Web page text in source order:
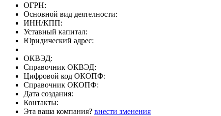
ОГРН:
Основной вид деятелности:
ИНН/КПП:
Уставный капитал:
Юридический адрес:
ОКВЭД:
Справочник ОКВЭД:
Цифровой код ОКОПФ:
Справочник ОКОПФ:
Дата создания:
Контакты:
Эта ваша компания? внести зменения